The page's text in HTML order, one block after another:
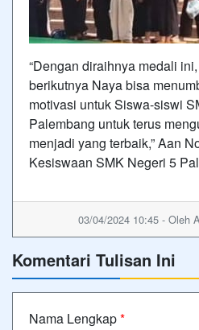
“Dengan diraihnya medali
berikutnya Naya bisa
motivasi untuk Siswa-siswi
Palembang untuk terus
menjadi yang terbaik,” Aan
Kesiswaan SMK Negeri 5
03/04/2024 10:45 - Oleh
Komentari Tulisan Ini
Nama Lengkap*